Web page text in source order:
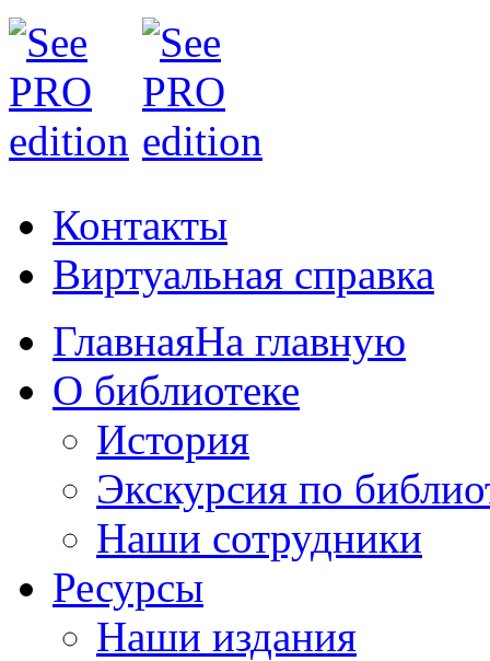
Контакты
Виртуальная справка
ГлавнаяНа главную
О библиотеке
История
Экскурсия по
Наши сотрудники
Ресурсы
Наши издания